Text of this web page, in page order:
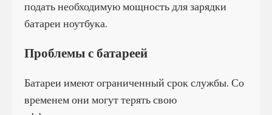
подать необходимую мощность для зарядки
батареи ноутбука.
Проблемы с батареей
Батареи имеют ограниченный срок службы. Со
временем они могут терять свою